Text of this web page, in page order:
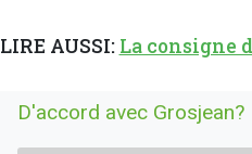
LIRE AUSSI: La consigne
D'accord avec Grosjean?